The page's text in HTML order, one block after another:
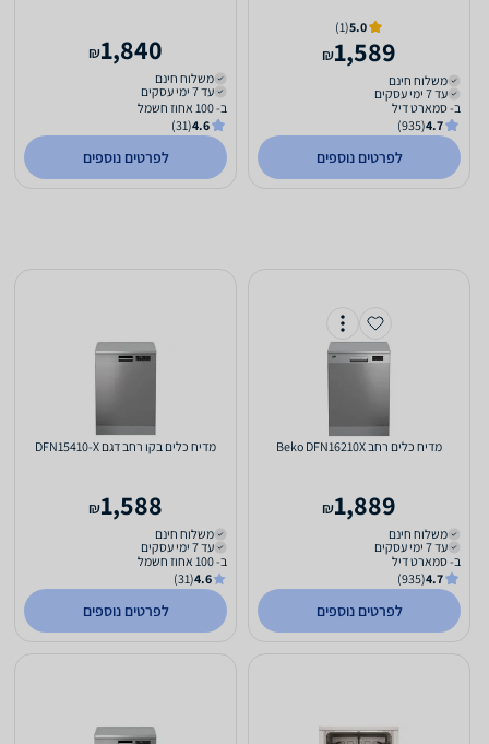
5.0
(1)
1,589
₪
משלוח חינם
עד 7 ימי עסקים
ב- סמארט דיל
4.7
(935)
לפרטים נוספים
1,840
₪
משלוח חינם
עד 7 ימי עסקים
ב- 100 אחוז חשמל
4.6
(31)
לפרטים נוספים
מדיח כלים ‏רחב Beko DFN16210X
1,889
₪
משלוח חינם
עד 7 ימי עסקים
ב- סמארט דיל
4.7
(935)
לפרטים נוספים
מדיח כלים בקו רחב דגם DFN15410-X
1,588
₪
משלוח חינם
עד 7 ימי עסקים
ב- 100 אחוז חשמל
4.6
(31)
לפרטים נוספים